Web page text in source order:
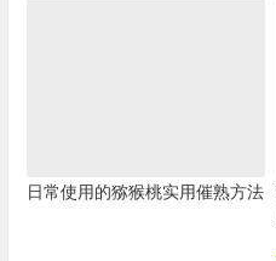
日常使用的猕猴桃实用催熟方法